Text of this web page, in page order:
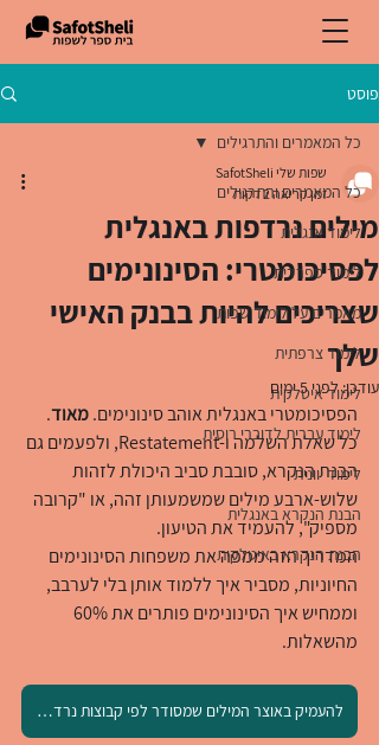
פוסט
כל המאמרים והתרגילים
לימוד אנגלית
לימוד ספרדית
מאמרים על לימוד שפות
לימוד צרפתית
לימוד איטלקית
לימוד עברית לדוברי רוסית
לימוד יוונית
הבנת הנקרא באנגלית
הבנת הנקרא באיטלקית
כל המאמרים והתרגילים
מילים נרדפות באנגלית
לפסיכומטרי: הסינונימים
שצריכים להיות בבנק האישי
שלך
שפות שלי SafotSheli
זמן קריאה 2 דקות
עודכן:לפני 5 ימים
הפסיכומטרי באנגלית אוהב סינונימים. מאוד.
כל שאלת השלמה ו-Restatement, ולפעמים גם
הבנת הנקרא, סובבת סביב היכולת לזהות
שלוש-ארבע מילים שמשמעותן זהה, או "קרובה
מספיק", להעמיד את הטיעון.
המדריך הזה ממפה את משפחות הסינונימים
החיוניות, מסביר איך ללמוד אותן בלי לערבב,
מהשאלות.
להעמיק באוצר המילים שמסודר לפי קבוצות נרדפות